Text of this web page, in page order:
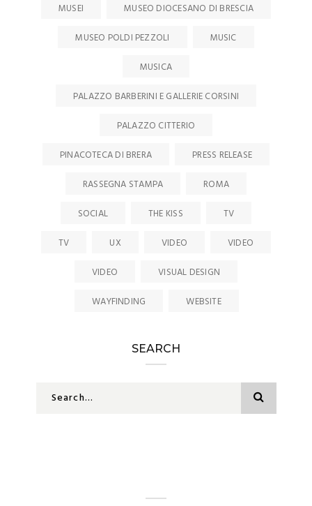
MUSEI
MUSEO DIOCESANO DI BRESCIA
MUSEO POLDI PEZZOLI
MUSIC
MUSICA
PALAZZO BARBERINI E GALLERIE CORSINI
PALAZZO CITTERIO
PINACOTECA DI BRERA
PRESS RELEASE
RASSEGNA STAMPA
ROMA
SOCIAL
THE KISS
TV
TV
UX VIDEO
VIDEO
VIDEO
VISUAL DESIGN
WAYFINDING
WEBSITE
SEARCH